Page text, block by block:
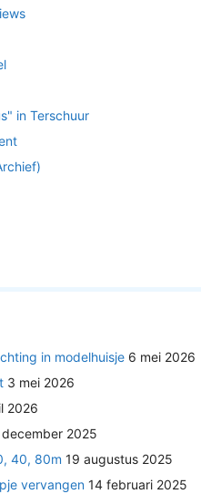
in Terschuur
in modelhuisje 6 mei 2026
3 mei 2026
2026
2025
40, 80m 19 augustus 2025
vervangen 14 februari 2025